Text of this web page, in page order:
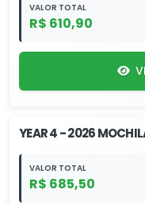
VALOR TOTAL
R$ 610,90
YEAR 4 - 2026
VALOR TOTAL
R$ 685,50